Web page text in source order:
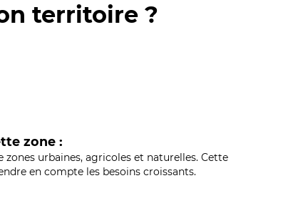
territoire ?
zone :
urbaines, agricoles et naturelles. Cette
en compte les besoins croissants.